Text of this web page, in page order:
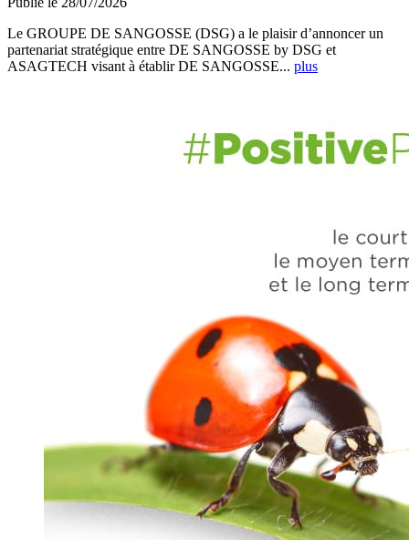
Le GROUPE DE SANGOSSE (DSG) a le plaisir d’annoncer un
partenariat stratégique entre DE SANGOSSE by DSG et
ASAGTECH visant à établir DE SANGOSSE... plus